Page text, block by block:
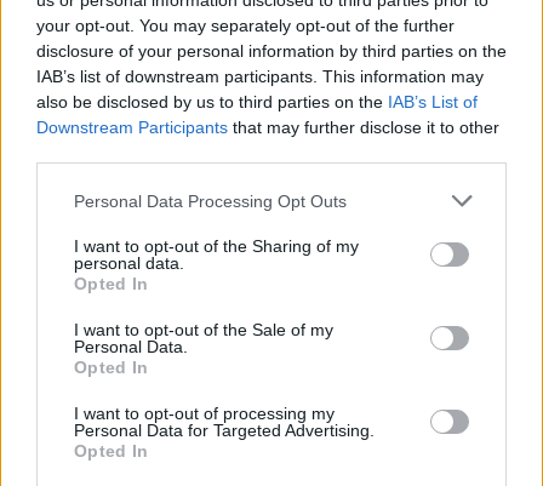
your opt-out. You may separately opt-out of the further
disclosure of your personal information by third parties on the
IAB’s list of downstream participants. This information may
also be disclosed by us to third parties on the IAB’s List of
Downstream Participants that may further disclose it to other
Personal Data Processing Opt Outs
I want to opt-out of the Sharing of my
personal data.
Opted In
I want to opt-out of the Sale of my
Personal Data.
Opted In
I want to opt-out of processing my
Personal Data for Targeted Advertising.
Opted In
Anno di Fondazione:1892
Stadio:Anfield (45.276)
Presidente: Tom Werner
Manager:Arne Slot
Premier League:19
FA Cup:8